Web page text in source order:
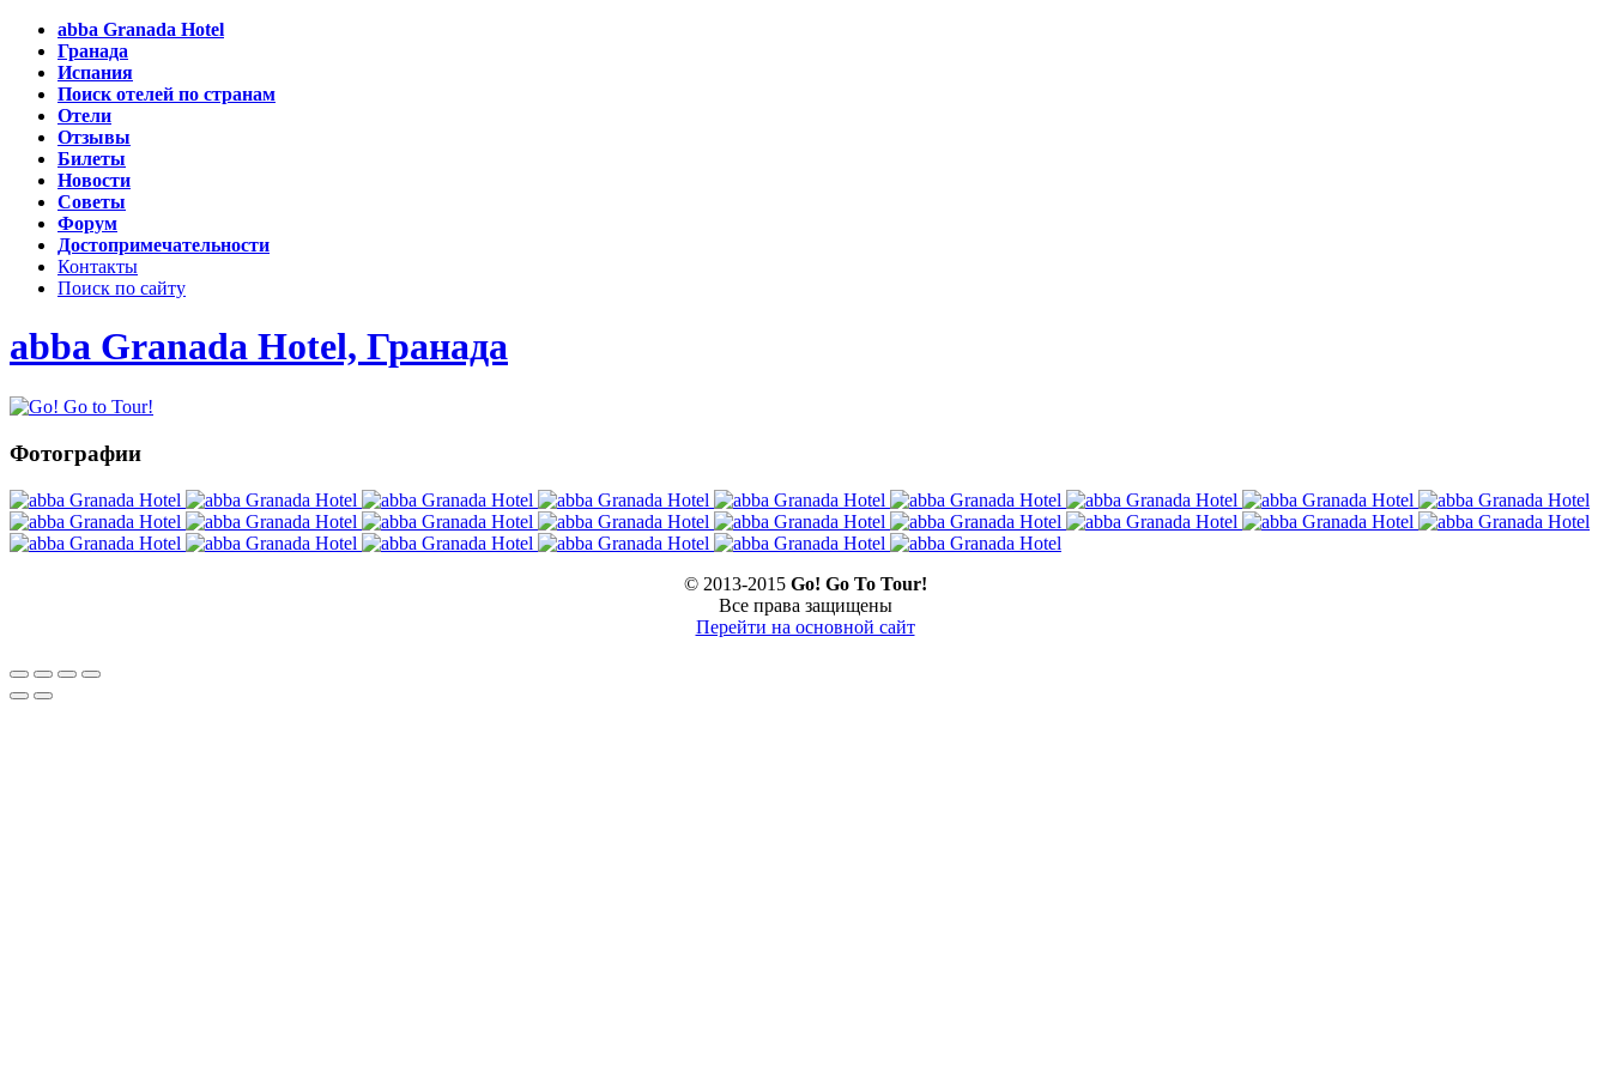
abba Granada Hotel
Гранада
Испания
Поиск отелей по странам
Отели
Отзывы
Билеты
Новости
Советы
Форум
Достопримечательности
Контакты
Поиск по сайту
abba Granada Hotel, Гранада
Фотографии
© 2013-2015 Go! Go To Tour!
Все права защищены
Перейти на основной сайт